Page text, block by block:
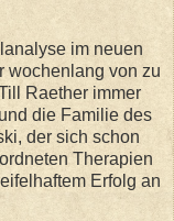
im neuen
wochenlang von zu
Raether immer
die Familie des
der sich schon
Therapien
Erfolg an